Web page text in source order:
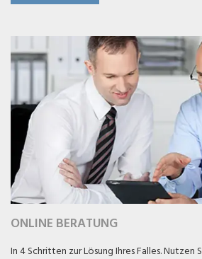
ONLINE BERATUNG
In 4 Schritten zur Lösung Ihres Falles. Nutzen